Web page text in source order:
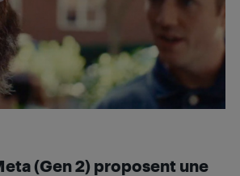
(Gen 2) proposent une